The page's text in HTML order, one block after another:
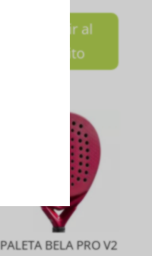
Añadir al
carrito
PALETA BELA PRO V2